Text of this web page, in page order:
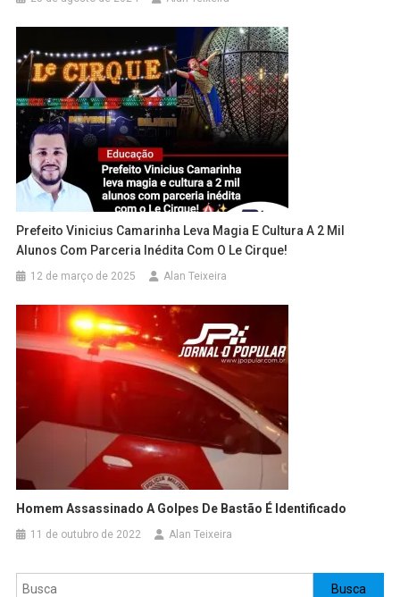
Prefeito Vinicius Camarinha Leva Magia E Cultura A 2 Mil
Alunos Com Parceria Inédita Com O Le Cirque!
12 de março de 2025 Alan Teixeira
Homem Assassinado A Golpes De Bastão É Identificado
11 de outubro de 2022 Alan Teixeira
Pesquisar Busca